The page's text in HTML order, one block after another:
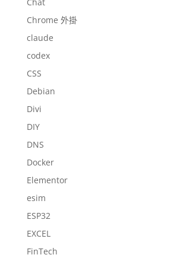
Chrome 外掛
claude
codex
CSS
Debian
Divi
DIY
DNS
Docker
Elementor
esim
ESP32
EXCEL
FinTech